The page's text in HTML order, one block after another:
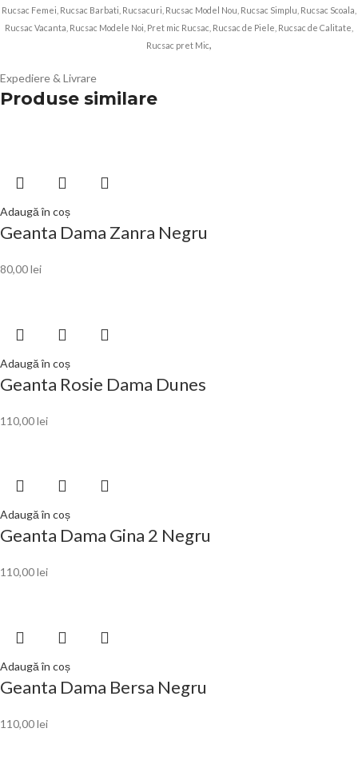
Rucsac Femei, Rucsac Barbati, Rucsacuri, Rucsac Model Nou, Rucsac Simplu, Rucsac Scoala,
Rucsac Vacanta, Rucsac Modele Noi, Pret mic Rucsac, Rucsac de Piele, Rucsac de Calitate,
Rucsac pret Mic,
Expediere & Livrare
Produse similare
Adaugă în coș
Geanta Dama Zanra Negru
80,00lei
Adaugă în coș
Geanta Rosie Dama Dunes
110,00lei
Adaugă în coș
Geanta Dama Gina 2 Negru
110,00lei
Adaugă în coș
Geanta Dama Bersa Negru
110,00lei